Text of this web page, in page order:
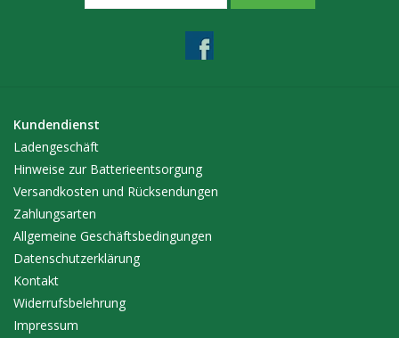
Kundendienst
Ladengeschäft
Hinweise zur Batterieentsorgung
Versandkosten und Rücksendungen
Zahlungsarten
Allgemeine Geschäftsbedingungen
Datenschutzerklärung
Kontakt
Widerrufsbelehrung
Impressum